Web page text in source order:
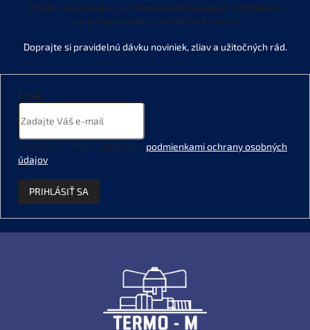
Vložte svoj e-mail a my Vám budeme zasielať informácie o
nových produktoch na našom e-shope.
Email
Vložením e-mailu súhlasíte s podmienkami ochrany osobných
údajov.
PRIHLÁSIŤ SA